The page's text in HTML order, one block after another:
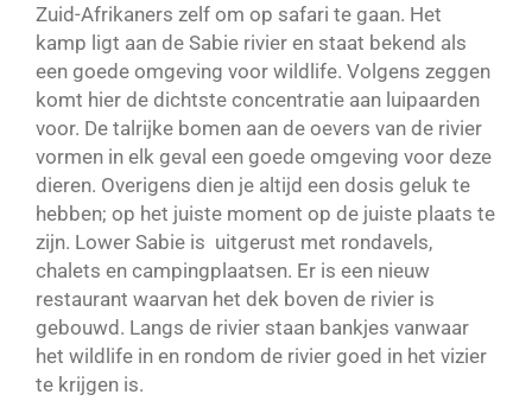
Zuid-Afrikaners zelf om op safari te gaan. Het
kamp ligt aan de Sabie rivier en staat bekend als
een goede omgeving voor wildlife. Volgens zeggen
komt hier de dichtste concentratie aan luipaarden
voor. De talrijke bomen aan de oevers van de rivier
vormen in elk geval een goede omgeving voor deze
dieren. Overigens dien je altijd een dosis geluk te
hebben; op het juiste moment op de juiste plaats te
zijn. Lower Sabie is uitgerust met rondavels,
chalets en campingplaatsen. Er is een nieuw
restaurant waarvan het dek boven de rivier is
gebouwd. Langs de rivier staan bankjes vanwaar
het wildlife in en rondom de rivier goed in het vizier
te krijgen is.